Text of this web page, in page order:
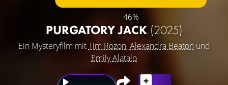
46%
PURGATORY JACK (2025)
Ein Mysteryfilm mitTim Rozon,Alexandra Beaton und
Emily Alatalo